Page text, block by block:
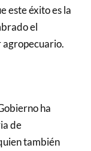
este éxito es la
el
agropecuario.
ha
de
también